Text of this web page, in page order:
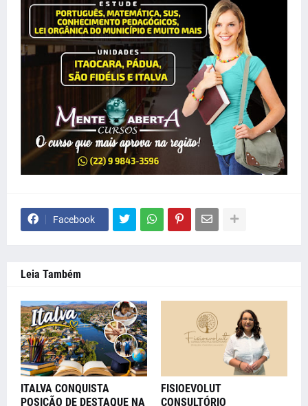
Facebook
Leia Também
ITALVA CONQUISTA
POSIÇÃO DE DESTAQUE NA
FISIOEVOLUT
CONSULTÓRIO